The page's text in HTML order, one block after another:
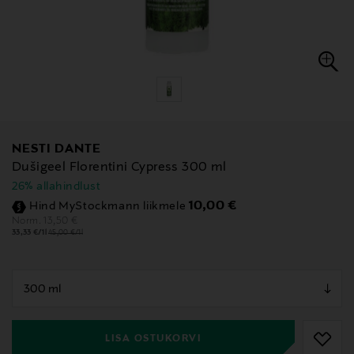
NESTI DANTE
Dušigeel Florentini Cypress 300 ml
26% allahindlust
Hind MyStockmann liikmele Discounted Price
10,00 €
Norm. Original Price
13,50 €
33,33 €/1l45,00 €/1l
LISA OSTUKORVI